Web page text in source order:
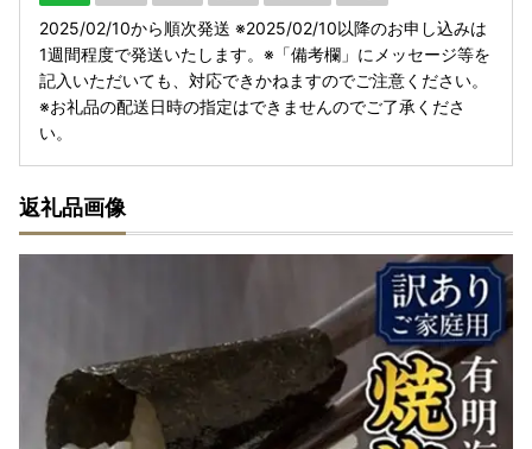
2025/02/10から順次発送 ※2025/02/10以降のお申し込みは
1週間程度で発送いたします。※「備考欄」にメッセージ等を
記入いただいても、対応できかねますのでご注意ください。
※お礼品の配送日時の指定はできませんのでご了承くださ
い。
返礼品画像